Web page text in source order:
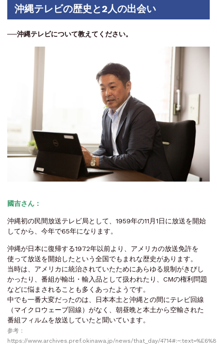
沖縄テレビの歴史と2人の出会い
──沖縄テレビについて教えてください。
國吉さん：
沖縄初の民間放送テレビ局として、1959年の11月1日に放送を開始
してから、今年で65年になります。
沖縄が日本に復帰する1972年以前より、アメリカの放送免許を
使って放送を開始したという全国でもまれな歴史があります。
当時は、アメリカに統治されていたためにあらゆる規制がきびし
かったり、番組が輸出・輸入品として扱われたり、CMの権利問題
などに悩まされることも多くあったようです。
中でも一番大変だったのは、日本本土と沖縄との間にテレビ回線
（マイクロウェーブ回線）がなく、朝昼晩と本土から空輸された
番組フィルムを放送していたと聞いています。
参考：
https://www.archives.pref.okinawa.jp/news/that_day/